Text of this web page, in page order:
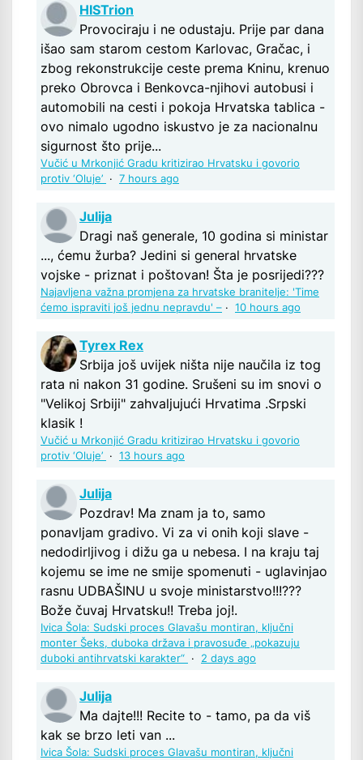
HISTrion
Provociraju i ne odustaju. Prije par dana
išao sam starom cestom Karlovac, Gračac, i
zbog rekonstrukcije ceste prema Kninu, krenuo
preko Obrovca i Benkovca-njihovi autobusi i
automobili na cesti i pokoja Hrvatska tablica -
ovo nimalo ugodno iskustvo je za nacionalnu
sigurnost što prije...
Vučić u Mrkonjić Gradu kritizirao Hrvatsku i govorio
protiv ‘Oluje’ · 7 hours ago
Julija
Dragi naš generale, 10 godina si ministar
..., ćemu žurba? Jedini si general hrvatske
vojske - priznat i poštovan! Šta je posrijedi???
Najavljena važna promjena za hrvatske branitelje: 'Time
ćemo ispraviti još jednu nepravdu' – · 10 hours ago
Tyrex Rex
Srbija još uvijek ništa nije naučila iz tog
rata ni nakon 31 godine. Srušeni su im snovi o
"Velikoj Srbiji" zahvaljujući Hrvatima .Srpski
klasik !
Vučić u Mrkonjić Gradu kritizirao Hrvatsku i govorio
protiv ‘Oluje’ · 13 hours ago
Julija
Pozdrav! Ma znam ja to, samo
ponavljam gradivo. Vi za vi onih koji slave -
nedodirljivog i dižu ga u nebesa. I na kraju taj
kojemu se ime ne smije spomenuti - uglavinjao
rasnu UDBAŠINU u svoje ministarstvo!!!???
Bože čuvaj Hrvatsku!! Treba joj!.
Ivica Šola: Sudski proces Glavašu montiran, ključni
monter Šeks, duboka država i pravosuđe „pokazuju
duboki antihrvatski karakter“ · 2 days ago
Julija
Ma dajte!!! Recite to - tamo, pa da viš
kak se brzo leti van ...
Ivica Šola: Sudski proces Glavašu montiran, ključni